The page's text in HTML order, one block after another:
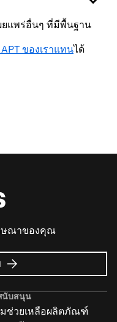
ยแพร่อื่นๆ ที่มีพื้นฐาน
ของเราแทนได้
ษณาของคุณ
เกี่ยว
กับ
Ads
นับสนุน
ช่วยเหลือผลิตภัณฑ์